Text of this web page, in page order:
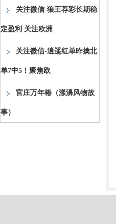
关注微信-狼王荐彩长期稳
定盈利 关注欧洲
关注微信-逍遥红单昨擒北
单7中5！聚焦欧
官庄万年椿（漾濞风物故
事）